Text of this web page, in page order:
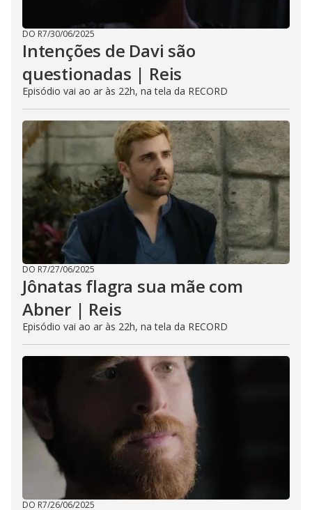
DO R7/30/06/2025
Intenções de Davi são
questionadas | Reis
Episódio vai ao ar às 22h, na tela da RECORD
DO R7/27/06/2025
Jônatas flagra sua mãe com
Abner | Reis
Episódio vai ao ar às 22h, na tela da RECORD
DO R7/26/06/2025